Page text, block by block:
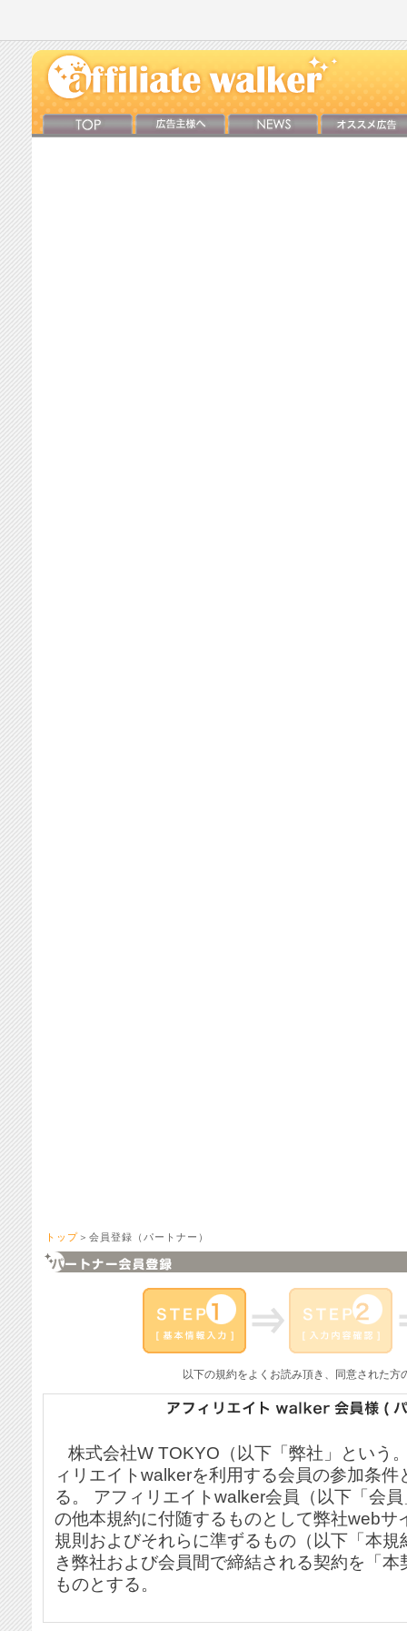
トップ ＞会員登録（パートナー）
以下の規約をよくお読み頂き、同意された方